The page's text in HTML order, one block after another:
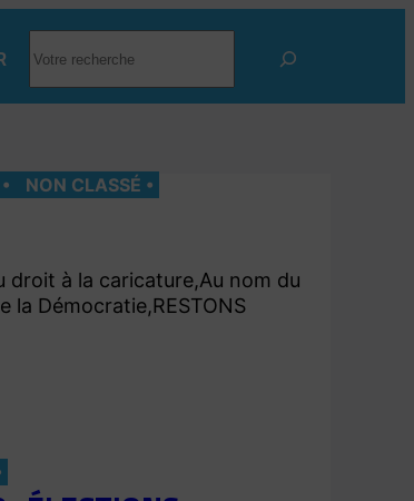
NON CLASSÉ
droit à la caricature,Au nom du
la Démocratie,RESTONS